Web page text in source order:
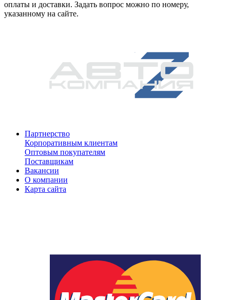
оплаты и доставки. Задать вопрос можно по номеру,
указанному на сайте.
Партнерство
Корпоративным клиентам
Оптовым покупателям
Поставщикам
Вакансии
О компании
Карта сайта